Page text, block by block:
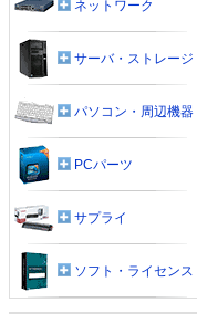
ネットワーク
サーバ・ストレージ
パソコン・周辺機器
PCパーツ
サプライ
ソフト・ライセンス